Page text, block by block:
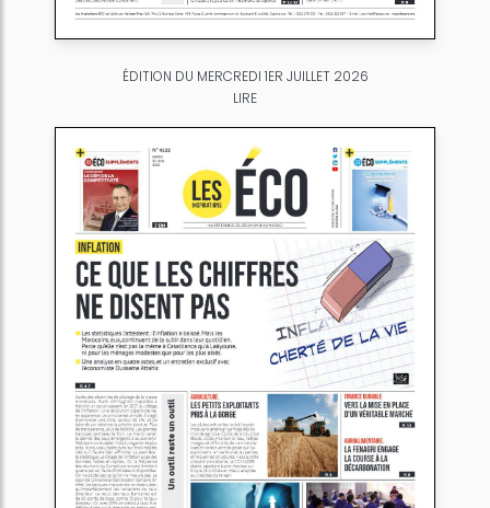
ÉDITION DU MERCREDI 1ER JUILLET 2026
LIRE